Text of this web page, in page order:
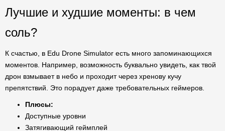
Лучшие и худшие моменты: в чем
соль?
К счастью, в Edu Drone Simulator есть много запоминающихся
моментов. Например, возможность буквально увидеть, как твой
дрон взмывает в небо и проходит через хренову кучу
препятствий. Это порадует даже требовательных геймеров.
Плюсы:
Доступные уровни
Затягивающий геймплей